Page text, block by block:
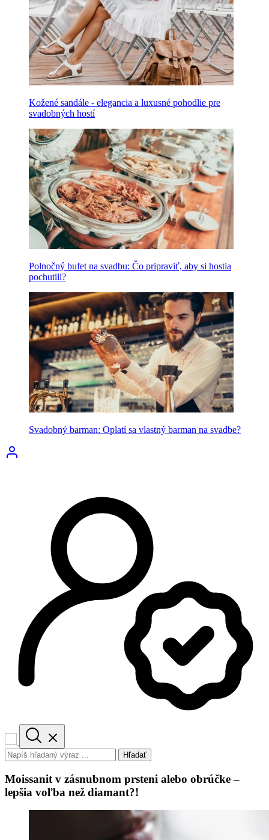
Kožené sandále - elegancia a luxusné pohodlie pre
svadobných hostí
Polnočný bufet na svadbu: Čo pripraviť, aby si hostia
pochutili?
Svadobný barman: Oplatí sa vlastný barman na svadbe?
Hľadať
Moissanit v zásnubnom prsteni alebo obrúčke –
lepšia voľba než diamant?!